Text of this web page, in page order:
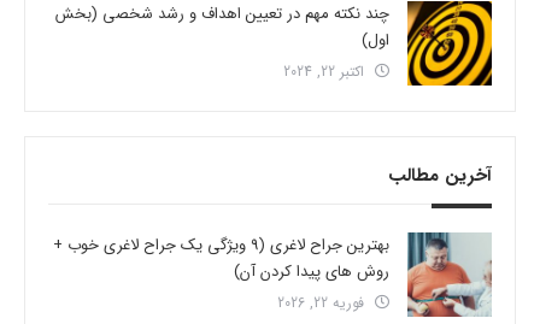
چند نکته مهم در تعیین اهداف و رشد شخصی (بخش
اول)
اکتبر 22, 2024
آخرین مطالب
بهترین جراح لاغری (9 ویژگی یک جراح لاغری خوب +
روش های پیدا کردن آن)
فوریه 22, 2026